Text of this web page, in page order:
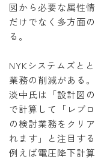
図から必要な属性
だけでなく多方面
る。
NYKシステムズと
業務の削減がある。
淡中氏は「設計図
で計算して「レブ
の検討業務をクリ
れます」と注目する
例えば電圧降下計